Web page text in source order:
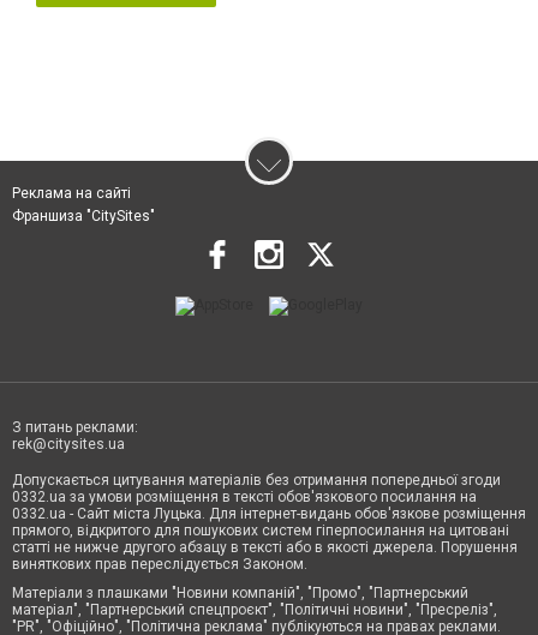
Реклама на сайті
Франшиза "CitySites"
З питань реклами:
rek@citysites.ua
Допускається цитування матеріалів без отримання попередньої згоди
0332.ua за умови розміщення в тексті обов'язкового посилання на
0332.ua - Сайт міста Луцька. Для інтернет-видань обов'язкове розміщення
прямого, відкритого для пошукових систем гіперпосилання на цитовані
статті не нижче другого абзацу в тексті або в якості джерела. Порушення
виняткових прав переслідується Законом.
Матеріали з плашками "Новини компаній", "Промо", "Партнерський
матеріал", "Партнерський спецпроєкт", "Політичні новини", "Пресреліз",
"PR", "Офіційно", "Політична реклама" публікуються на правах реклами.